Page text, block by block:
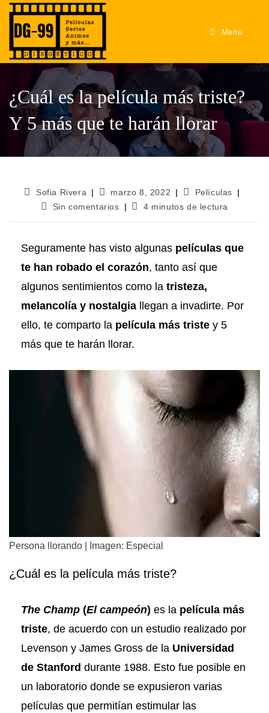
Menú
¿Cuál es la película más triste?
Y 5 más que te harán llorar
Sofia Rivera marzo 8, 2022
Películas
Sin comentarios
4 minutos de lectura
Seguramente has visto algunas películas que
te han robado el corazón, tanto así que
algunos sentimientos como la tristeza,
melancolía y nostalgia llegan a invadirte. Por
ello, te comparto la película más triste y 5
más que te harán llorar.
Persona llorando | Imagen: Especial
¿Cuál es la película más triste?
The Champ (El campeón) es la película más
triste, de acuerdo con un estudio realizado por
Levenson y James Gross de la Universidad
de Stanford durante 1988. Esto fue posible en
un laboratorio donde se expusieron varias
películas que permitían estimular las